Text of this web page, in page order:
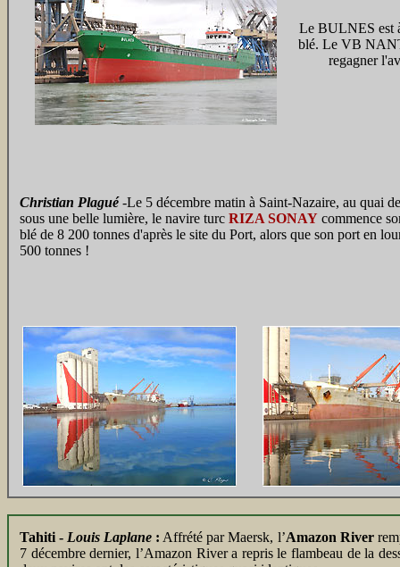
Le BULNES est
blé. Le VB
regagner
Christian Plagué -Le 5 décembre matin à Saint-Nazaire, au quai
sous une belle lumière, le navire turc RIZA SONAY commence
blé de 8 200 tonnes d'après le site du Port, alors que son port en
500 tonnes !
Tahiti - Louis Laplane : Affrété par Maersk, l’Amazon River
7 décembre dernier, l’Amazon River a repris le flambeau de la